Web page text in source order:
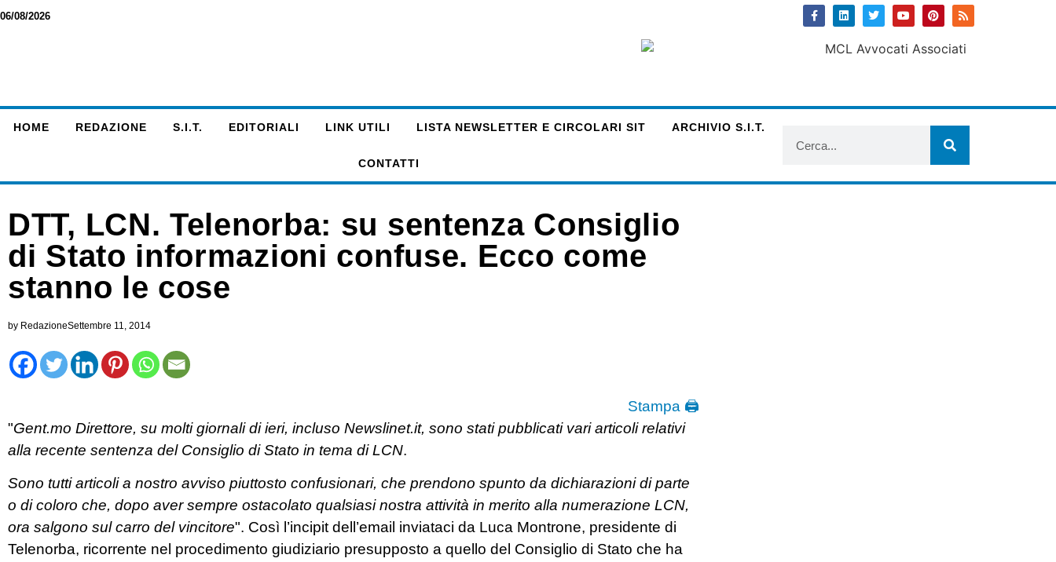
06/08/2026
HOME REDAZIONE S.I.T. EDITORIALI LINK UTILI LISTA NEWSLETTER E CIRCOLARI SIT ARCHIVIO S.I.T.
CONTATTI
DTT, LCN. Telenorba: su sentenza Consiglio
di Stato informazioni confuse. Ecco come
stanno le cose
by RedazioneSettembre 11, 2014
Stampa 🖨
"Gent.mo Direttore, su molti giornali di ieri, incluso Newslinet.it, sono stati pubblicati vari articoli relativi
alla recente sentenza del Consiglio di Stato in tema di LCN.
Sono tutti articoli a nostro avviso piuttosto confusionari, che prendono spunto da dichiarazioni di parte
o di coloro che, dopo aver sempre ostacolato qualsiasi nostra attività in merito alla numerazione LCN,
ora salgono sul carro del vincitore". Così l’incipit dell’email inviataci da Luca Montrone, presidente di
Telenorba, ricorrente nel procedimento giudiziario presupposto a quello del Consiglio di Stato che ha